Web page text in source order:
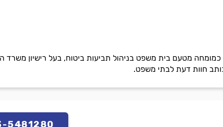
מטעם בית משפט בניהול תביעות ביטוח, בעל רישיון משרד
חוות דעת לבתי משפט.
5481280